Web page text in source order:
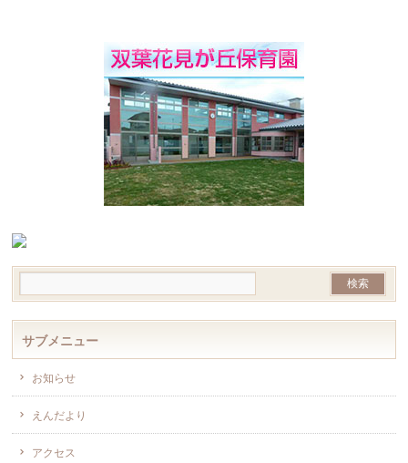
サブメニュー
お知らせ
えんだより
アクセス